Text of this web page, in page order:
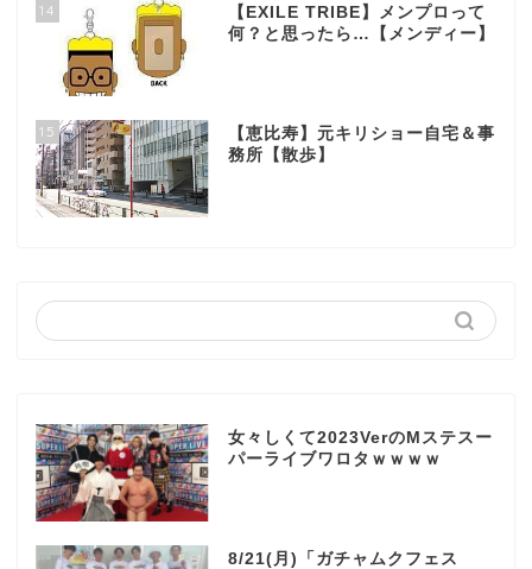
14
【EXILE TRIBE】メンプロって
何？と思ったら…【メンディー】
15
【恵比寿】元キリショー自宅＆事
務所【散歩】
女々しくて2023VerのMステスー
パーライブワロタｗｗｗｗ
8/21(月)「ガチャムクフェス